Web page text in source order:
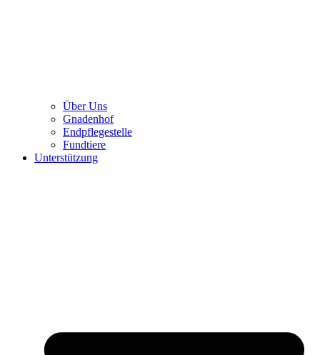
Über Uns
Gnadenhof
Endpflegestelle
Fundtiere
Unterstützung